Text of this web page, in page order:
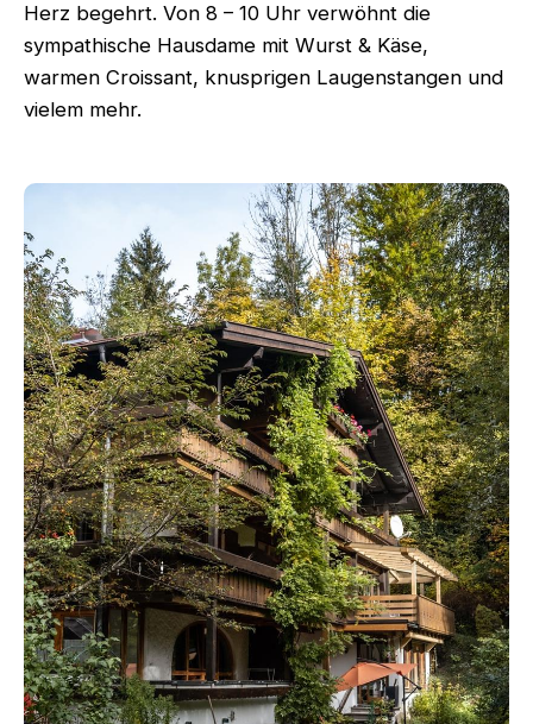
Herz begehrt. Von 8 – 10 Uhr verwöhnt die
sympathische Hausdame mit Wurst & Käse,
warmen Croissant, knusprigen Laugenstangen und
vielem mehr.